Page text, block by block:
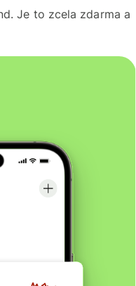
Je to zcela zdarma a